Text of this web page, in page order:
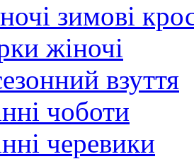
зимові
жіночі
взуття
чоботи
черевики